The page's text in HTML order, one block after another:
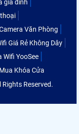
gia đình
Văn Phòng
Giá Rẻ Không Dây
Wifi YooSee
Khóa Cửa
Reserved.